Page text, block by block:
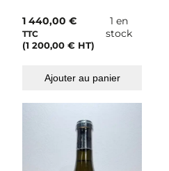
1 440,00€
TTC
(1 200,00€ HT)
1 en
stock
Ajouter au panier